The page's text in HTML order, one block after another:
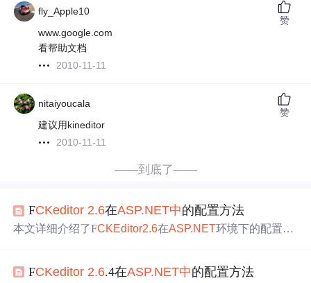
fly_Apple10
www.google.com
看帮助文档
2010-11-11
赞
nitaiyoucala
建议用kineditor
2010-11-11
赞
——到底了——
FCKeditor 2.6在ASP.NET中的配置方法
本文详细介绍了FCKEditor2.6在ASP.NET环境下的配置过
r的开发者。
FCKeditor 2.6.4在ASP.NET中的配置方法